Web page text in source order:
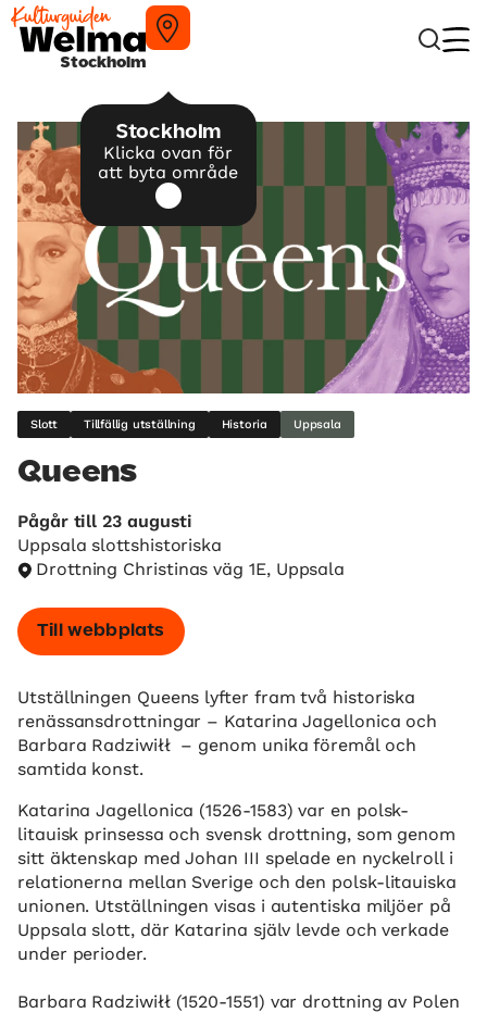
Stockholm
Stockholm
Klicka ovan för
att byta område
Slott Tillfällig utställning Historia Uppsala
Queens
Pågår till 23 augusti
Uppsala slottshistoriska
Drottning Christinas väg 1E, Uppsala
Till webbplats
Utställningen Queens lyfter fram två historiska
renässansdrottningar – Katarina Jagellonica och
Barbara Radziwiłł – genom unika föremål och
samtida konst.
Katarina Jagellonica (1526-1583) var en polsk-
litauisk prinsessa och svensk drottning, som genom
sitt äktenskap med Johan III spelade en nyckelroll i
relationerna mellan Sverige och den polsk-litauiska
unionen. Utställningen visas i autentiska miljöer på
Uppsala slott, där Katarina själv levde och verkade
under perioder.
Barbara Radziwiłł (1520-1551) var drottning av Polen